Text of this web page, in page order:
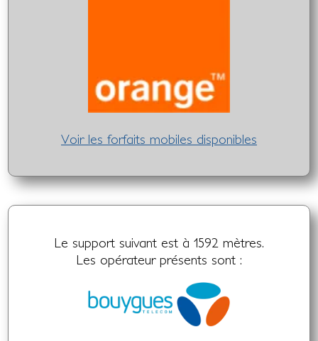
Voir les forfaits mobiles disponibles
Le support suivant est à 1592 mètres.
Les opérateur présents sont :